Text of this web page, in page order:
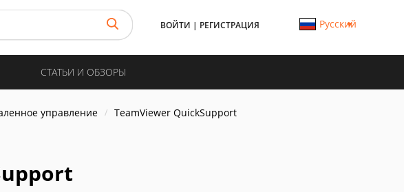
ВОЙТИ | РЕГИСТРАЦИЯ Русский
СТАТЬИ И ОБЗОРЫ
управление TeamViewer QuickSupport